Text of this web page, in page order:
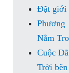
Đặt giới
Nằm
Cuộc
Trời